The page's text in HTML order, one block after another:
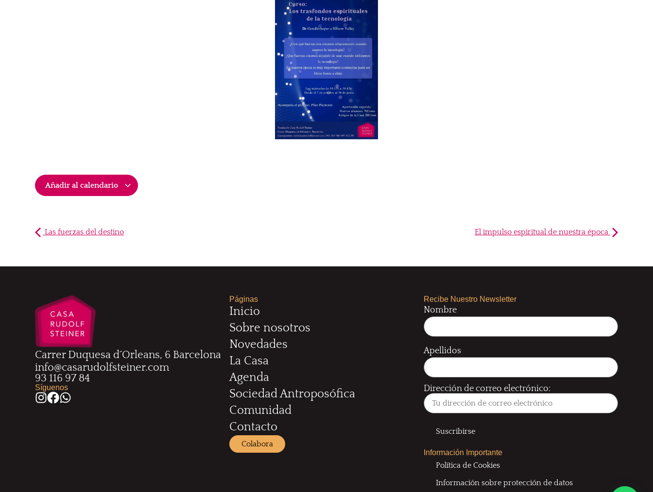
Añadir al calendario
Las fuerzas del destino El impulso espiritual de nuestra época
Carrer Duquesa d´Orleans, 6 Barcelona
info@casarudolfsteiner.com
93 116 97 84
Síguenos
Páginas
Inicio
Sobre nosotros
Novedades
La Casa
Agenda
Sociedad Antroposófica
Comunidad
Contacto
Colabora
Recibe Nuestro Newsletter
Nombre
Apellidos
Dirección de correo electrónico:
Información Importante
Política de Cookies
Información sobre protección de datos